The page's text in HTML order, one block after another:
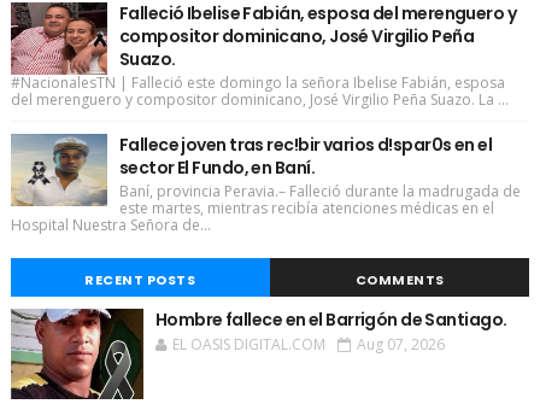
Falleció Ibelise Fabián, esposa del merenguero y
compositor dominicano, José Virgilio Peña
Suazo.
#NacionalesTN | Falleció este domingo la señora Ibelise Fabián, esposa
del merenguero y compositor dominicano, José Virgilio Peña Suazo. La ...
Fallece joven tras rec!bir varios d!spar0s en el
sector El Fundo, en Baní.
Baní, provincia Peravia.– Falleció durante la madrugada de
este martes, mientras recibía atenciones médicas en el
Hospital Nuestra Señora de...
RECENT POSTS COMMENTS
Hombre fallece en el Barrigón de Santiago.
EL OASIS DIGITAL.COM Aug 07, 2026